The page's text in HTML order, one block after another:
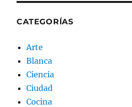
CATEGORÍAS
Arte
Blanca
Ciencia
Ciudad
Cocina